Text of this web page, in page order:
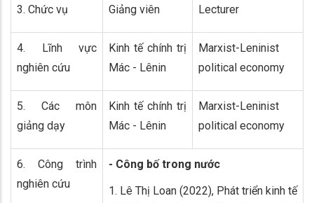
3. Chức vụ Giảng viên Lecturer
4. Lĩnh vực
nghiên cứu
Kinh tế chính trị
Mác - Lênin
Marxist-Leninist
political economy
5. Các môn
giảng dạy
Kinh tế chính trị
Mác - Lênin
Marxist-Leninist
political economy
6. Công trình
nghiên cứu
- Công bố trong nước
1. Lê Thị Loan (2022), Phát triển kinh tế